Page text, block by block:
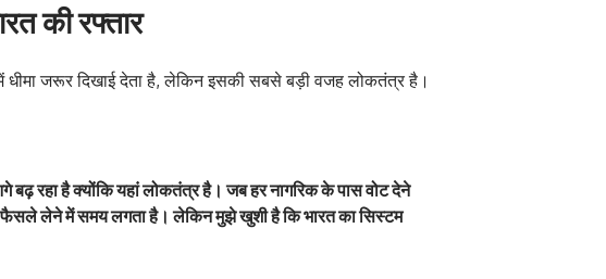
की रफ्तार
धीमा जरूर दिखाई देता है, लेकिन इसकी सबसे बड़ी वजह लोकतंत्र है।
बढ़ रहा है क्योंकि यहां लोकतंत्र है। जब हर नागरिक के पास वोट देने
फैसले लेने में समय लगता है। लेकिन मुझे खुशी है कि भारत का सिस्टम